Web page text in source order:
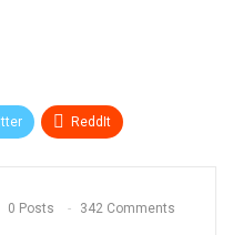
ReddIt
0 Posts 342 Comments